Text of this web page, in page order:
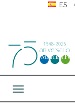
ES
Toggle navigation